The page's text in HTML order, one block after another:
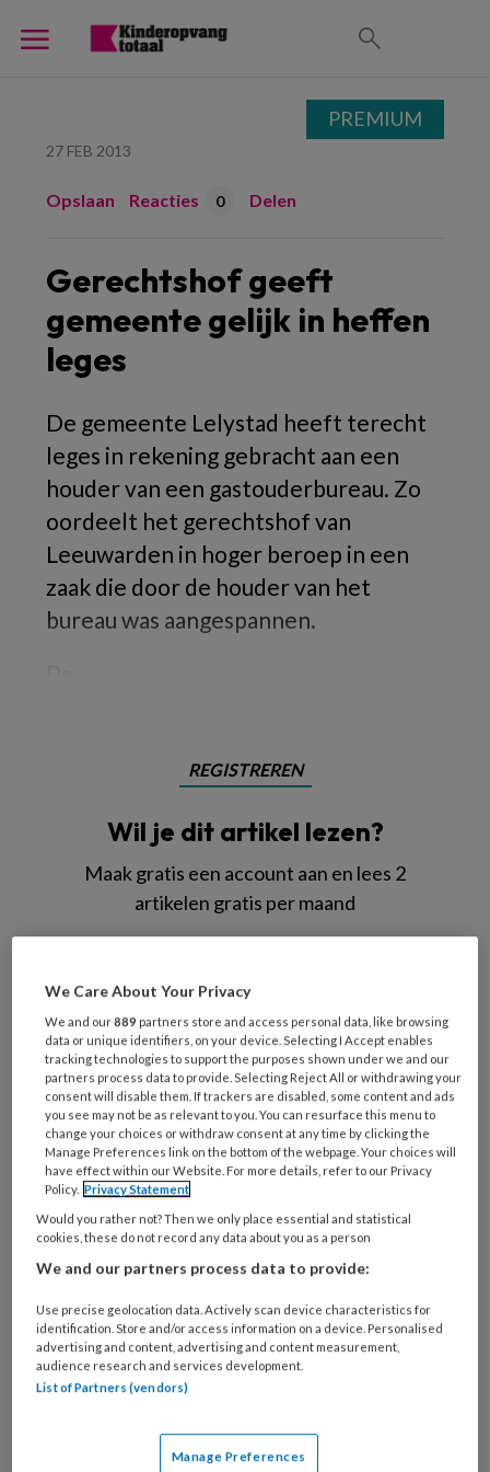
27 FEB 2013
Opslaan Reacties 0 Delen
Gerechtshof geeft
gemeente gelijk in heffen
leges
De gemeente Lelystad heeft terecht
leges in rekening gebracht aan een
houder van een gastouderbureau. Zo
oordeelt het gerechtshof van
Leeuwarden in hoger beroep in een
zaak die door de houder van het
bureau was aangespannen.
REGISTREREN
Wil je dit artikel lezen?
Maak gratis een account aan en lees 2
artikelen gratis per maand
Wat
is
je
e-
mailadres?
* *
Kies
je
wachtwoord* *
Kies
je
functie *
Bij
welke
organisatie
werk
je?
Untitled
Ontvang 2x per week de
Ontvang iedere zondag het
PREMIUM
We Care About Your Privacy
We and our889 partners store and access personal data, like browsing
data or unique identifiers, on your device. Selecting I Accept enables
tracking technologies to support the purposes shown under we and our
partners process data to provide. Selecting Reject All or withdrawing your
consent will disable them. If trackers are disabled, some content and ads
you see may not be as relevant to you. You can resurface this menu to
change your choices or withdraw consent at any time by clicking the
Manage Preferences link on the bottom of the webpage. Your choices will
have effect within our Website. For more details, refer to our Privacy
Policy. Privacy Statement
Would you rather not? Then we only place essential and statistical
cookies, these do not record any data about you as a person
We and our partners process data to provide:
Use precise geolocation data. Actively scan device characteristics for
identification. Store and/or access information on a device. Personalised
advertising and content, advertising and content measurement,
audience research and services development.
List of Partners (vendors)
Manage Preferences